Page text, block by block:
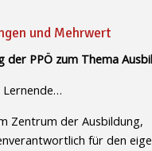
und Mehrwert
der PPÖ zum Thema
Zentrum der Ausbildung,
für den